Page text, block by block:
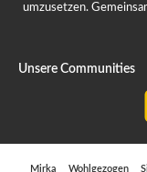
umzusetzen.
Unsere Communities
Mirka Wohlgezogen